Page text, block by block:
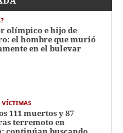
olímpico e hijo de
el hombre que murió
en el bulevar
111 muertos y 87
terremoto en